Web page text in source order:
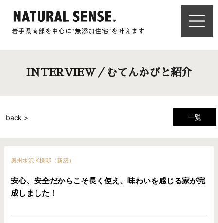
INTERVIEW／むてんかびと紹介
一覧
back >
奥州水沢 K様邸（新築）
安心、安全だからこそ長く使え、味わいを感じる家が完
成しました！